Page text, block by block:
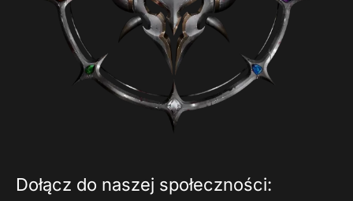
Dołącz do naszej społeczności: